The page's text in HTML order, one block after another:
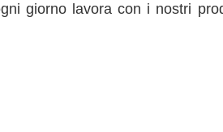
giorno lavora con i nostri